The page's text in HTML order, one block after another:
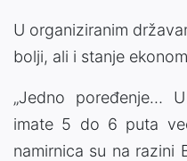
U organiziranim
bolji, ali i stanje
„Jedno poređenje…
imate 5 do 6 puta
namirnica su na razini